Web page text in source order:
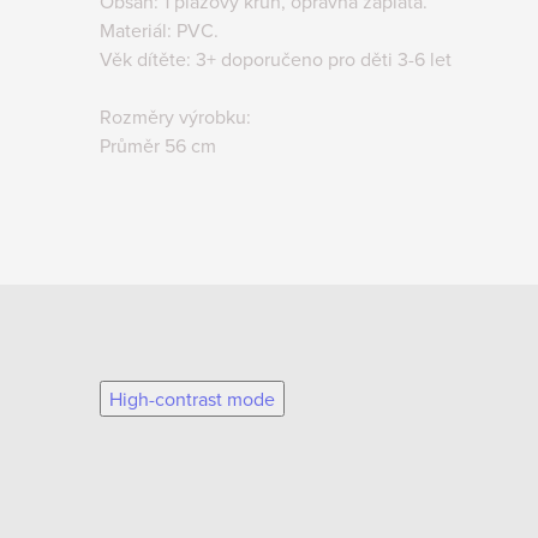
Materiál: PVC.
Věk dítěte: 3+ doporučeno pro děti 3-6 let
Rozměry výrobku:
Průměr 56 cm
High-contrast mode